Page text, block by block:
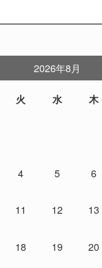
2026年8月
火 水 木
4 5 6
11 12 13
18 19 20